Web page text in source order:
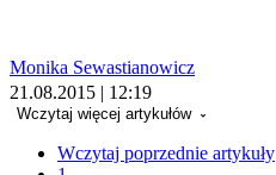
Monika Sewastianowicz
21.08.2015 | 12:19
Wczytaj więcej artykułów
Wczytaj poprzednie artykuły